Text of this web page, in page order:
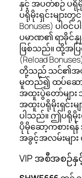
နှင့် အပတ်စဉ် ပရို
ပရိုမိုးရှင်းများတွ
Bonuses) ပါ
ပမာဏ၏ ရာခိုင်နှု
ဖြစ်သည်။ ထို့အပ
(Reload
တို့သည် သင်၏အပတ်
မူတည်၍ ထပ်ဆောင်
အထူးပွဲတော်မျာ
အထူးပရိုမိုးရှင်းမ
ပါသည်။ ဤပရိုမိုး
ပိုမိုဆော့ကစားရန်
အခွင့်အလမ်းများ
VIP အစီအစဉ်နှ